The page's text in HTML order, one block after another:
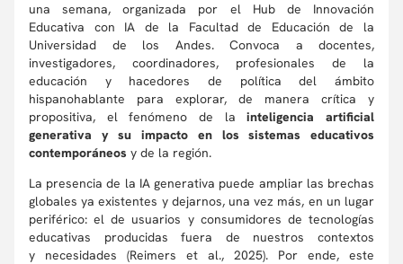
una semana, organizada por el Hub de Innovación
Educativa con IA de la Facultad de Educación de la
Universidad de los Andes. Convoca a docentes,
investigadores, coordinadores, profesionales de la
educación y hacedores de política del ámbito
hispanohablante para explorar, de manera crítica y
propositiva, el fenómeno de la inteligencia artificial
generativa y su impacto en los sistemas educativos
contemporáneos y de la región.
La presencia de la IA generativa puede ampliar las brechas
globales ya existentes y dejarnos, una vez más, en un lugar
periférico: el de usuarios y consumidores de tecnologías
educativas producidas fuera de nuestros contextos
y necesidades (Reimers et al., 2025). Por ende, este